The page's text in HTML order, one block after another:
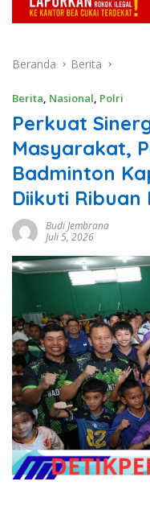
Beranda Berita
Berita, Nasional, Polri
Perkuat
Masyarakat,
Badminton
Diikuti Ribuan
Budi Jembrana
Juli 5, 2026